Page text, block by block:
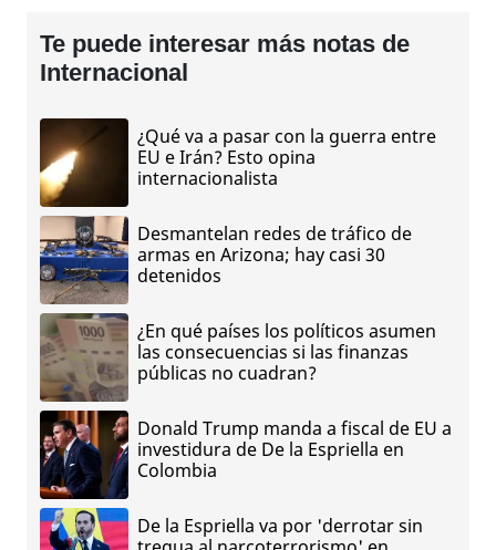
Te puede interesar más notas de
Internacional
¿Qué va a pasar con la guerra entre
EU e Irán? Esto opina
internacionalista
Desmantelan redes de tráfico de
armas en Arizona; hay casi 30
detenidos
¿En qué países los políticos asumen
las consecuencias si las finanzas
públicas no cuadran?
Donald Trump manda a fiscal de EU a
investidura de De la Espriella en
Colombia
De la Espriella va por 'derrotar sin